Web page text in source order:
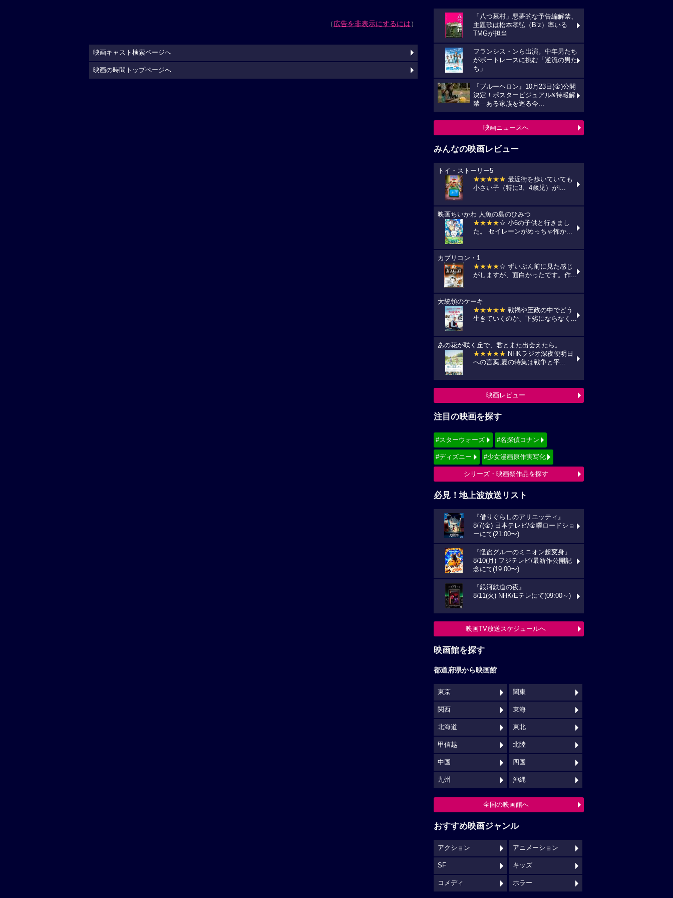
（広告を非表示にするには）
「八つ墓村」悪夢的な予告編解禁、
主題歌は松本孝弘（B’z）率いる
TMGが担当
フランシス・ンら出演。中年男たち
がボートレースに挑む「逆流の男た
ち」
『ブルーヘロン』10月23日(金)公開
決定！ポスタービジュアル&特報解
禁―ある家族を巡る今...
映画ニュースへ
みんなの映画レビュー
トイ・ストーリー5
★★★★★ 最近街を歩いていても
小さい子（特に3、4歳児）がi...
映画ちいかわ 人魚の島のひみつ
★★★★☆ 小6の子供と行きまし
た。 セイレーンがめっちゃ怖か...
カプリコン・1
★★★★☆ ずいぶん前に見た感じ
がしますが、面白かったです。作...
大統領のケーキ
★★★★★ 戦禍や圧政の中でどう
生きていくのか、下劣にならなく...
あの花が咲く丘で、君とまた出会えたら。
★★★★★ NHKラジオ深夜便明日
への言葉,夏の特集は戦争と平...
映画レビュー
注目の映画を探す
#スターウォーズ #名探偵コナン
#ディズニー #少女漫画原作実写化
シリーズ・映画祭作品を探す
必見！地上波放送リスト
『借りぐらしのアリエッティ』
8/7(金) 日本テレビ/金曜ロードショ
ーにて(21:00〜)
『怪盗グルーのミニオン超変身』
8/10(月) フジテレビ/最新作公開記
念にて(19:00〜)
『銀河鉄道の夜』
8/11(火) NHK/Eテレにて(09:00～)
映画TV放送スケジュールへ
映画館を探す
都道府県から映画館
東京 関東
関西 東海
北海道 東北
甲信越 北陸
中国 四国
九州 沖縄
全国の映画館へ
おすすめ映画ジャンル
アクション アニメーション
SF キッズ
コメディ ホラー
映画キャスト検索ページへ
映画の時間トップページへ